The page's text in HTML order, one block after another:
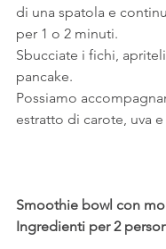
di una spatola e
per 1 o 2 minuti.
Sbucciate i fichi,
pancake.
Possiamo
estratto di carote, uva
Smoothie bowl con
Ingredienti per 2